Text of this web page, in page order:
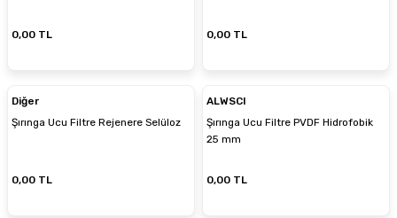
0,00 TL 0,00 TL
Diğer
Şırınga Ucu Filtre Rejenere Selüloz
0,00 TL
ALWSCI
Şırınga Ucu Filtre PVDF Hidrofobik
25 mm
0,00 TL